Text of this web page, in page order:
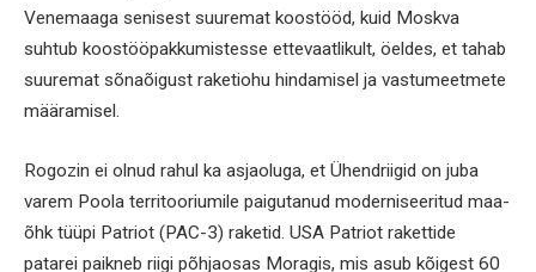
Venemaaga senisest suuremat koostööd, kuid Moskva
suhtub koostööpakkumistesse ettevaatlikult, öeldes, et tahab
suuremat sõnaõigust raketiohu hindamisel ja vastumeetmete
määramisel.
Rogozin ei olnud rahul ka asjaoluga, et Ühendriigid on juba
varem Poola territooriumile paigutanud moderniseeritud maa-
õhk tüüpi Patriot (PAC-3) raketid. USA Patriot rakettide
patarei paikneb riigi põhjaosas Moragis, mis asub kõigest 60